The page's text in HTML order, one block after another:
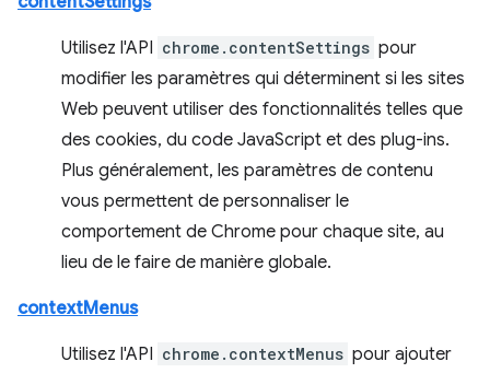
Utilisez l'API chrome.contentSettings pour
modifier les paramètres qui déterminent si les sites
Web peuvent utiliser des fonctionnalités telles que
des cookies, du code JavaScript et des plug-ins.
Plus généralement, les paramètres de contenu
vous permettent de personnaliser le
comportement de Chrome pour chaque site, au
lieu de le faire de manière globale.
contextMenus
Utilisez l'API chrome.contextMenus pour ajouter